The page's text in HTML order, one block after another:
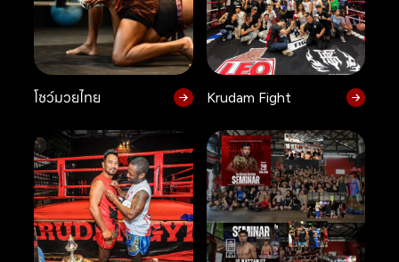
โชว์มวยไทย Krudam Fight